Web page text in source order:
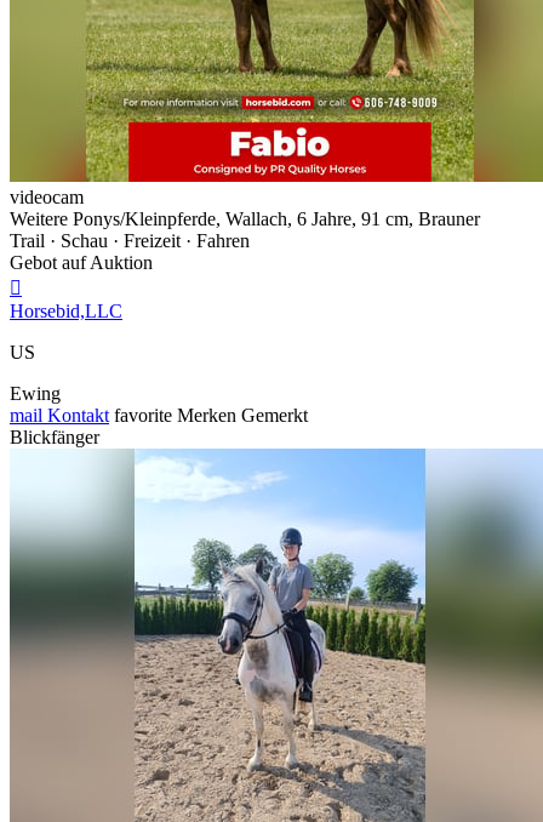
videocam
Weitere Ponys/Kleinpferde, Wallach, 6 Jahre, 91 cm, Brauner
Trail · Schau · Freizeit · Fahren
Gebot auf Auktion

Horsebid,LLC
US
Ewing
mail Kontakt favorite Merken Gemerkt
Blickfänger